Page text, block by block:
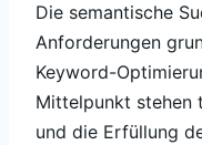
Die semantische
Anforderungen
Keyword-
Mittelpunkt stehen
und die Erfüllung